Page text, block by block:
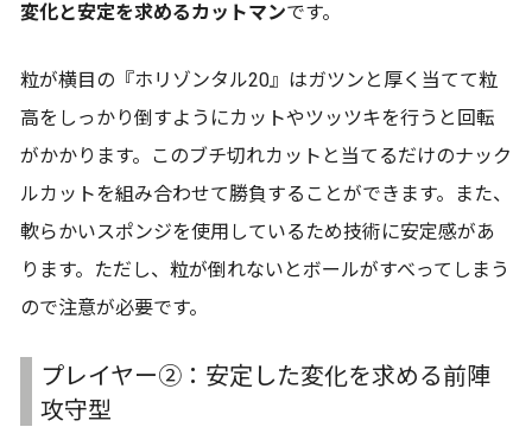
変化と安定を求めるカットマンです。
粒が横目の『ホリゾンタル20』はガツンと厚く当てて粒
高をしっかり倒すようにカットやツッツキを行うと回転
がかかります。このブチ切れカットと当てるだけのナック
ルカットを組み合わせて勝負することができます。また、
軟らかいスポンジを使用しているため技術に安定感があ
ります。ただし、粒が倒れないとボールがすべってしまう
ので注意が必要です。
プレイヤー②：安定した変化を求める前陣
攻守型